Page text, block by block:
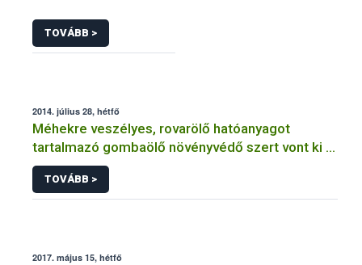
TOVÁBB >
2014. július 28, hétfő
Méhekre veszélyes, rovarölő hatóanyagot
tartalmazó gombaölő növényvédő szert vont ki a
forgalomból a NÉBIH
TOVÁBB >
2017. május 15, hétfő